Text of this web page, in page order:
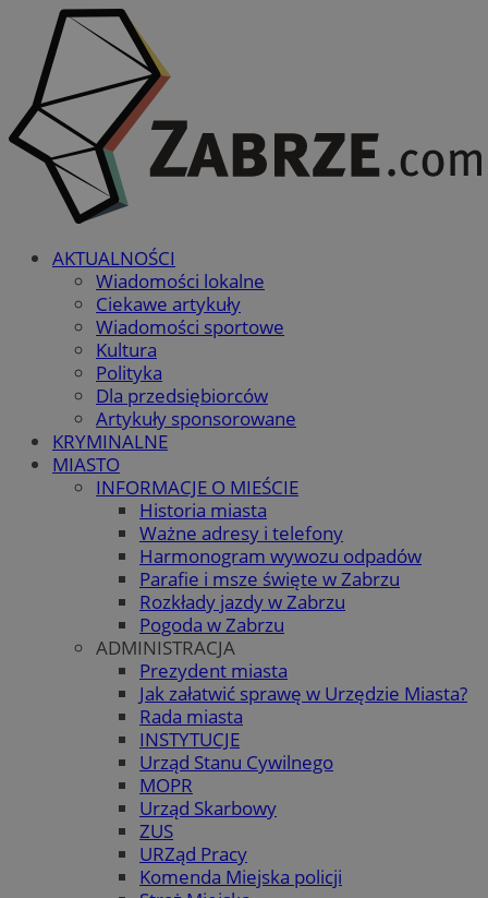
AKTUALNOŚCI
Wiadomości lokalne
Ciekawe artykuły
Wiadomości sportowe
Kultura
Polityka
Dla przedsiębiorców
Artykuły sponsorowane
KRYMINALNE
MIASTO
INFORMACJE O MIEŚCIE
Historia miasta
Ważne adresy i telefony
Harmonogram wywozu odpadów
Parafie i msze święte w Zabrzu
Rozkłady jazdy w Zabrzu
Pogoda w Zabrzu
ADMINISTRACJA
Prezydent miasta
Jak załatwić sprawę w Urzędzie Miasta?
Rada miasta
INSTYTUCJE
Urząd Stanu Cywilnego
MOPR
Urząd Skarbowy
ZUS
URZąd Pracy
Komenda Miejska policji